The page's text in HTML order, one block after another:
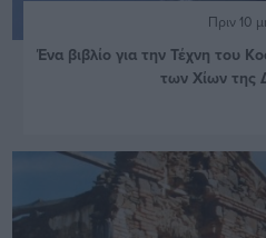
Πριν 10
Ένα βιβλίο για την Τέχνη του
των Χίων της